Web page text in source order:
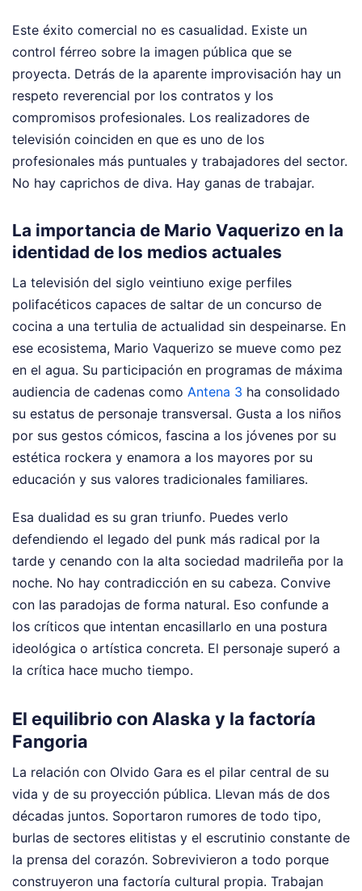
Este éxito comercial no es casualidad. Existe un
control férreo sobre la imagen pública que se
proyecta. Detrás de la aparente improvisación hay un
respeto reverencial por los contratos y los
compromisos profesionales. Los realizadores de
televisión coinciden en que es uno de los
profesionales más puntuales y trabajadores del sector.
No hay caprichos de diva. Hay ganas de trabajar.
La importancia de Mario Vaquerizo en la
identidad de los medios actuales
La televisión del siglo veintiuno exige perfiles
polifacéticos capaces de saltar de un concurso de
cocina a una tertulia de actualidad sin despeinarse. En
ese ecosistema, Mario Vaquerizo se mueve como pez
en el agua. Su participación en programas de máxima
audiencia de cadenas como Antena 3 ha consolidado
su estatus de personaje transversal. Gusta a los niños
por sus gestos cómicos, fascina a los jóvenes por su
estética rockera y enamora a los mayores por su
educación y sus valores tradicionales familiares.
Esa dualidad es su gran triunfo. Puedes verlo
defendiendo el legado del punk más radical por la
tarde y cenando con la alta sociedad madrileña por la
noche. No hay contradicción en su cabeza. Convive
con las paradojas de forma natural. Eso confunde a
los críticos que intentan encasillarlo en una postura
ideológica o artística concreta. El personaje superó a
la crítica hace mucho tiempo.
El equilibrio con Alaska y la factoría
Fangoria
La relación con Olvido Gara es el pilar central de su
vida y de su proyección pública. Llevan más de dos
décadas juntos. Soportaron rumores de todo tipo,
burlas de sectores elitistas y el escrutinio constante de
la prensa del corazón. Sobrevivieron a todo porque
construyeron una factoría cultural propia. Trabajan